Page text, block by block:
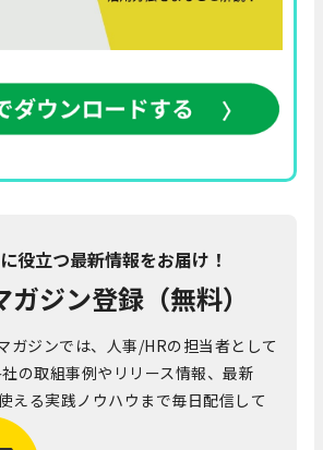
役立つ最新情報をお届け！
ガジン登録（無料）
ガジンでは、人事/HRの担当者として
の取組事例やリリース情報、最新
える実践ノウハウまで毎日配信して